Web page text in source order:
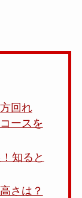
回れ
ースを
知ると
さは？